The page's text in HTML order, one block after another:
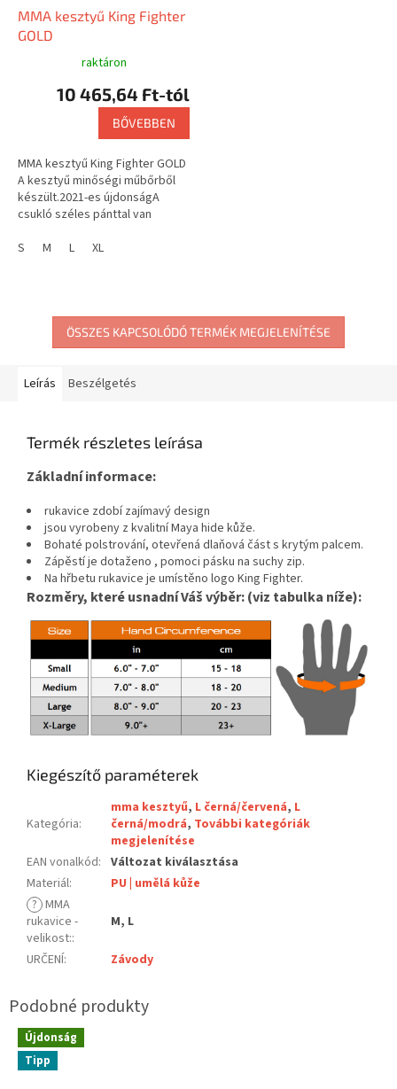
MMA kesztyű King Fighter
GOLD
raktáron
10 465,64 Ft-tól
BŐVEBBEN
MMA kesztyű King Fighter GOLD
A kesztyű minőségi műbőrből
készült.2021-es újdonságA
csukló széles pánttal van
van ellátva. Felhasználás: MMA,...
S M L XL
ÖSSZES KAPCSOLÓDÓ TERMÉK MEGJELENÍTÉSE
Leírás Beszélgetés
Termék részletes leírása
Základní informace:
rukavice zdobí zajímavý design
jsou vyrobeny z kvalitní Maya hide kůže.
Bohaté polstrování, otevřená dlaňová část s krytým palcem.
Zápěstí je dotaženo , pomoci pásku na suchy zip.
Na hřbetu rukavice je umístěno logo King Fighter.
Rozměry, které usnadní Váš výběr: (viz tabulka níže):
Kiegészítő paraméterek
Kategória:
mma kesztyű, L černá/červená, L
černá/modrá, További kategóriák
megjelenítése
EAN vonalkód: Változat kiválasztása
Materiál:
PU | umělá kůže
? MMA
rukavice -
velikost::
M, L
URČENÍ: Závody
Újdonság
Tipp